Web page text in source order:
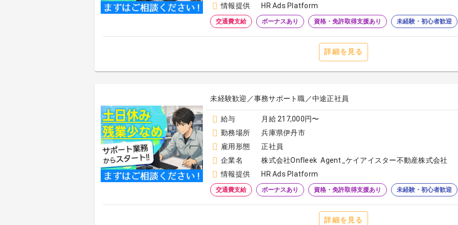
情報提供
HR Ads Platform
交通費支給 ボーナスあり 資格・免許取得支援あり 未経験・初心者歓迎
詳細を見る
未経験歓迎／事務サポート職／中途正社員
給与
月給 217,000円〜
勤務場所
兵庫県伊丹市
雇用形態
正社員
企業名
株式会社Onfleek Agent_ケイアイスター不動産株式会社
情報提供
HR Ads Platform
交通費支給 ボーナスあり 資格・免許取得支援あり 未経験・初心者歓迎
詳細を見る